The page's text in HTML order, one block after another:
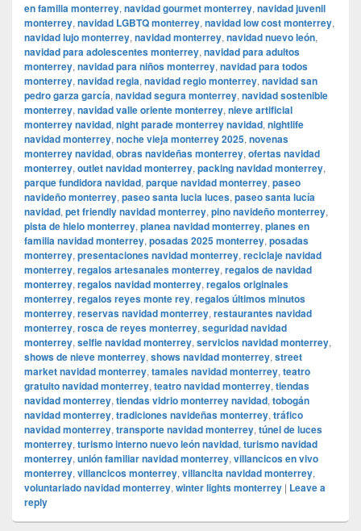
en familia monterrey, navidad gourmet monterrey, navidad juvenil
monterrey, navidad LGBTQ monterrey, navidad low cost monterrey,
navidad lujo monterrey, navidad monterrey, navidad nuevo león,
navidad para adolescentes monterrey, navidad para adultos
monterrey, navidad para niños monterrey, navidad para todos
monterrey, navidad regia, navidad regio monterrey, navidad san
pedro garza garcía, navidad segura monterrey, navidad sostenible
monterrey, navidad valle oriente monterrey, nieve artificial
monterrey navidad, night parade monterrey navidad, nightlife
navidad monterrey, noche vieja monterrey 2025, novenas
monterrey navidad, obras navideñas monterrey, ofertas navidad
monterrey, outlet navidad monterrey, packing navidad monterrey,
parque fundidora navidad, parque navidad monterrey, paseo
navideño monterrey, paseo santa lucia luces, paseo santa lucía
navidad, pet friendly navidad monterrey, pino navideño monterrey,
pista de hielo monterrey, planea navidad monterrey, planes en
familia navidad monterrey, posadas 2025 monterrey, posadas
monterrey, presentaciones navidad monterrey, reciclaje navidad
monterrey, regalos artesanales monterrey, regalos de navidad
monterrey, regalos navidad monterrey, regalos originales
monterrey, regalos reyes monte rey, regalos últimos minutos
monterrey, reservas navidad monterrey, restaurantes navidad
monterrey, rosca de reyes monterrey, seguridad navidad
monterrey, selfie navidad monterrey, servicios navidad monterrey,
shows de nieve monterrey, shows navidad monterrey, street
market navidad monterrey, tamales navidad monterrey, teatro
gratuito navidad monterrey, teatro navidad monterrey, tiendas
navidad monterrey, tiendas vidrio monterrey navidad, tobogán
navidad monterrey, tradiciones navideñas monterrey, tráfico
navidad monterrey, transporte navidad monterrey, túnel de luces
monterrey, turismo interno nuevo león navidad, turismo navidad
monterrey, unión familiar navidad monterrey, villancicos en vivo
monterrey, villancicos monterrey, villancita navidad monterrey,
voluntariado navidad monterrey, winter lights monterrey | Leave a
reply